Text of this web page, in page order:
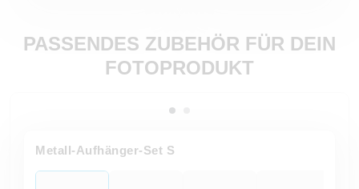
PASSENDES ZUBEHÖR FÜR DEIN
FOTOPRODUKT
Metall-Aufhänger-Set S